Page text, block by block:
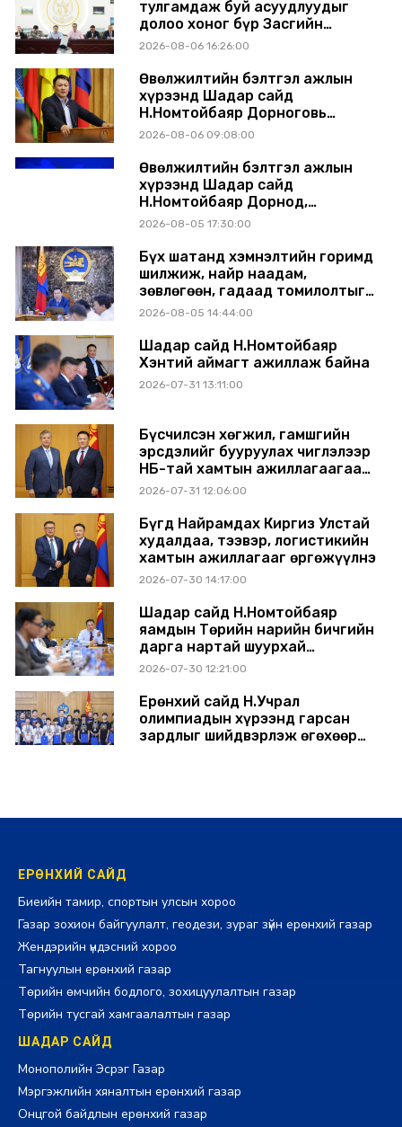
тулгамдаж буй асуудлуудыг
долоо хоног бүр Засгийн
газрын хуралдаанд
2026-08-06 16:26:00
Өвөлжилтийн бэлтгэл ажлын
хүрээнд Шадар сайд
Н.Номтойбаяр Дорноговь
аймагт ажиллав
2026-08-06 09:08:00
Өвөлжилтийн бэлтгэл ажлын
хүрээнд Шадар сайд
Н.Номтойбаяр Дорнод,
Сүхбаатар аймагт ажиллав
2026-08-05 17:30:00
Бүх шатанд хэмнэлтийн горимд
шилжиж, найр наадам,
зөвлөгөөн, гадаад томилолтыг
хориглолоо
2026-08-05 14:44:00
Шадар сайд Н.Номтойбаяр
Хэнтий аймагт ажиллаж байна
2026-07-31 13:11:00
Бүсчилсэн хөгжил, гамшгийн
эрсдэлийг бууруулах чиглэлээр
НҮБ-тай хамтын ажиллагаагаа
өргөжүүлэхээр санал солилцлоо
2026-07-31 12:06:00
Бүгд Найрамдах Киргиз Улстай
худалдаа, тээвэр, логистикийн
хамтын ажиллагааг өргөжүүлнэ
2026-07-30 14:17:00
Шадар сайд Н.Номтойбаяр
яамдын Төрийн нарийн бичгийн
дарга нартай шуурхай
хуралдлаа
2026-07-30 12:21:00
Ерөнхий сайд Н.Учрал
олимпиадын хүрээнд гарсан
зардлыг шийдвэрлэж өгөхөөр
ЕРӨНХИЙ САЙД
Биеийн тамир, спортын улсын хороо
Газар зохион байгуулалт, геодези, зураг зүйн ерөнхий газар
Жендэрийн үндэсний хороо
Тагнуулын ерөнхий газар
Төрийн өмчийн бодлого, зохицуулалтын газар
Төрийн тусгай хамгаалалтын газар
ШАДАР САЙД
Монополийн Эсрэг Газар
Мэргэжлийн хяналтын ерөнхий газар
Онцгой байдлын ерөнхий газар